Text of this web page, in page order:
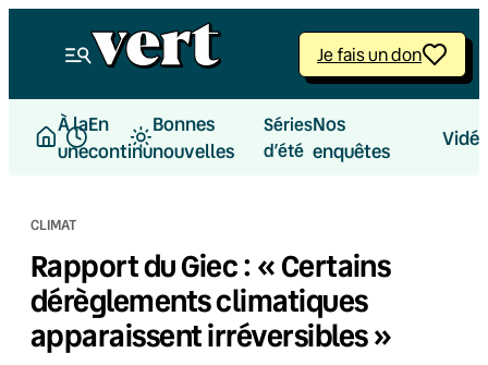
Je fais un don
À la
une
En
continu
Bonnes
nouvelles
Séries
d’été
Nos
enquêtes
CLIMAT
Rapport du Giec : « Certains
dérèglements climatiques
apparaissent irréversibles »